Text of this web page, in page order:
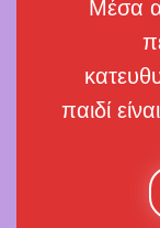
Μέσα
παιδί